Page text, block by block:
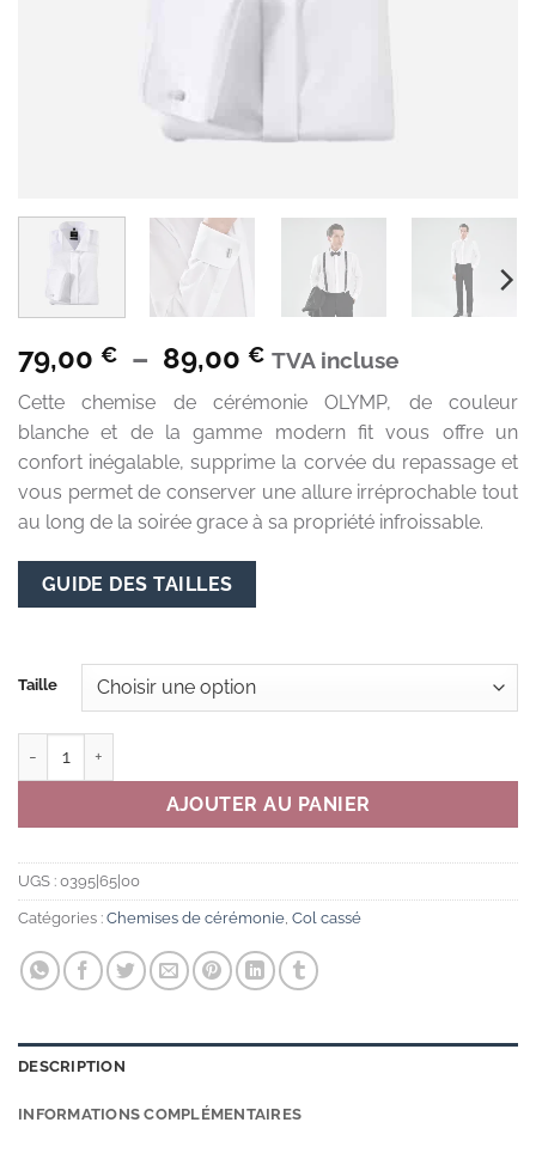
79,00 € – 89,00 €Plage
de
prix :
79,00 €
à
89,00 €
TVA incluse
Cette chemise de cérémonie OLYMP, de couleur
blanche et de la gamme modern fit vous offre un
confort inégalable, supprime la corvée du repassage et
vous permet de conserver une allure irréprochable tout
au long de la soirée grace à sa propriété infroissable.
GUIDE DES TAILLES
Taille
AJOUTER AU PANIER
UGS : 0395|65|00
Catégories : Chemises de cérémonie Col cassé
DESCRIPTION
INFORMATIONS COMPLÉMENTAIRES